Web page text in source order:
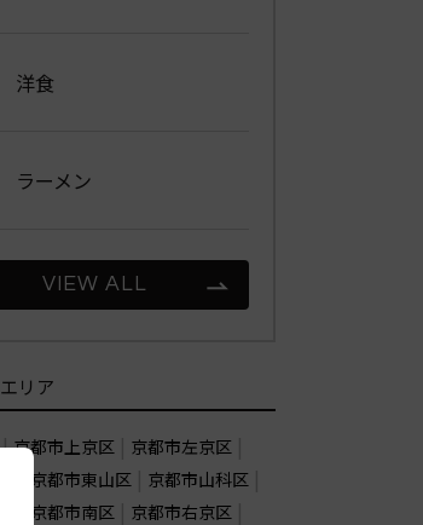
洋食
ラーメン
VIEW ALL
エリア
京都市上京区
京都市左京区
京都市東山区
京都市山科区
京都市南区
京都市右京区